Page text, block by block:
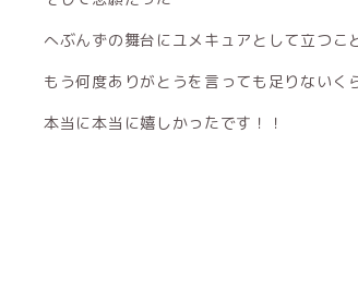
へぶんずの舞台にユメキュアとして立つこ
もう何度ありがとうを言っても足りないく
本当に本当に嬉しかったです！！